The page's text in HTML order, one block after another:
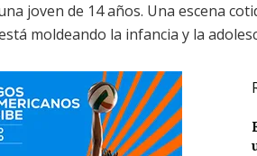
joven de 14 años. Una escena
moldeando la infancia y la